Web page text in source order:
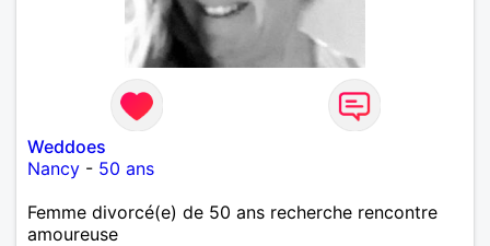
Weddoes
Nancy - 50 ans
Femme divorcé(e) de 50 ans recherche rencontre
amoureuse